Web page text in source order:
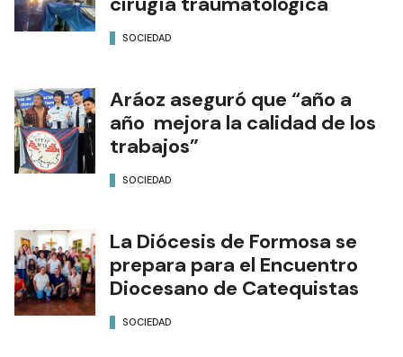
SOCIEDAD
Aráoz aseguró que “año a
año mejora la calidad de los
trabajos”
SOCIEDAD
La Diócesis de Formosa se
prepara para el Encuentro
Diocesano de Catequistas
SOCIEDAD